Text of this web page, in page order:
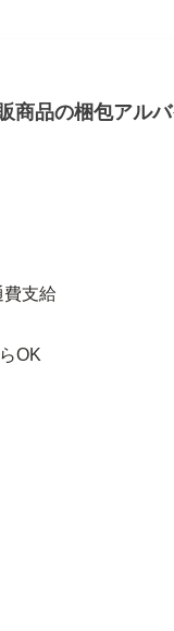
商品の梱包アル
費支給
OK